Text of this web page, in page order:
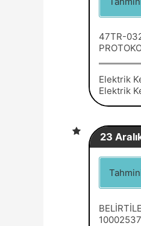
47TR-
Elektrik
Elektrik
23
10002537